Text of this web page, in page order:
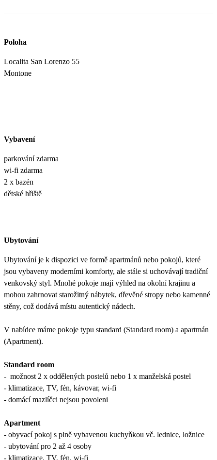
Poloha
Localita San Lorenzo 55
Montone
Vybavení
parkování zdarma
wi-fi zdarma
2 x bazén
dětské hřiště
Ubytování
Ubytování je k dispozici ve formě apartmánů nebo pokojů, které
jsou vybaveny moderními komforty, ale stále si uchovávají tradiční
venkovský styl. Mnohé pokoje mají výhled na okolní krajinu a
mohou zahrnovat starožitný nábytek, dřevěné stropy nebo kamenné
stěny, což dodává místu autentický nádech.
V nabídce máme pokoje typu standard (Standard room) a apartmán
(Apartment).
Standard room
- možnost 2 x oddělených postelů nebo 1 x manželská postel
- klimatizace, TV, fén, kávovar, wi-fi
- domácí mazlíčci nejsou povoleni
Apartment
- obyvací pokoj s plně vybavenou kuchyňkou vč. lednice, ložnice
- ubytování pro 2 až 4 osoby
- klimatizace, TV, fén, wi-fi